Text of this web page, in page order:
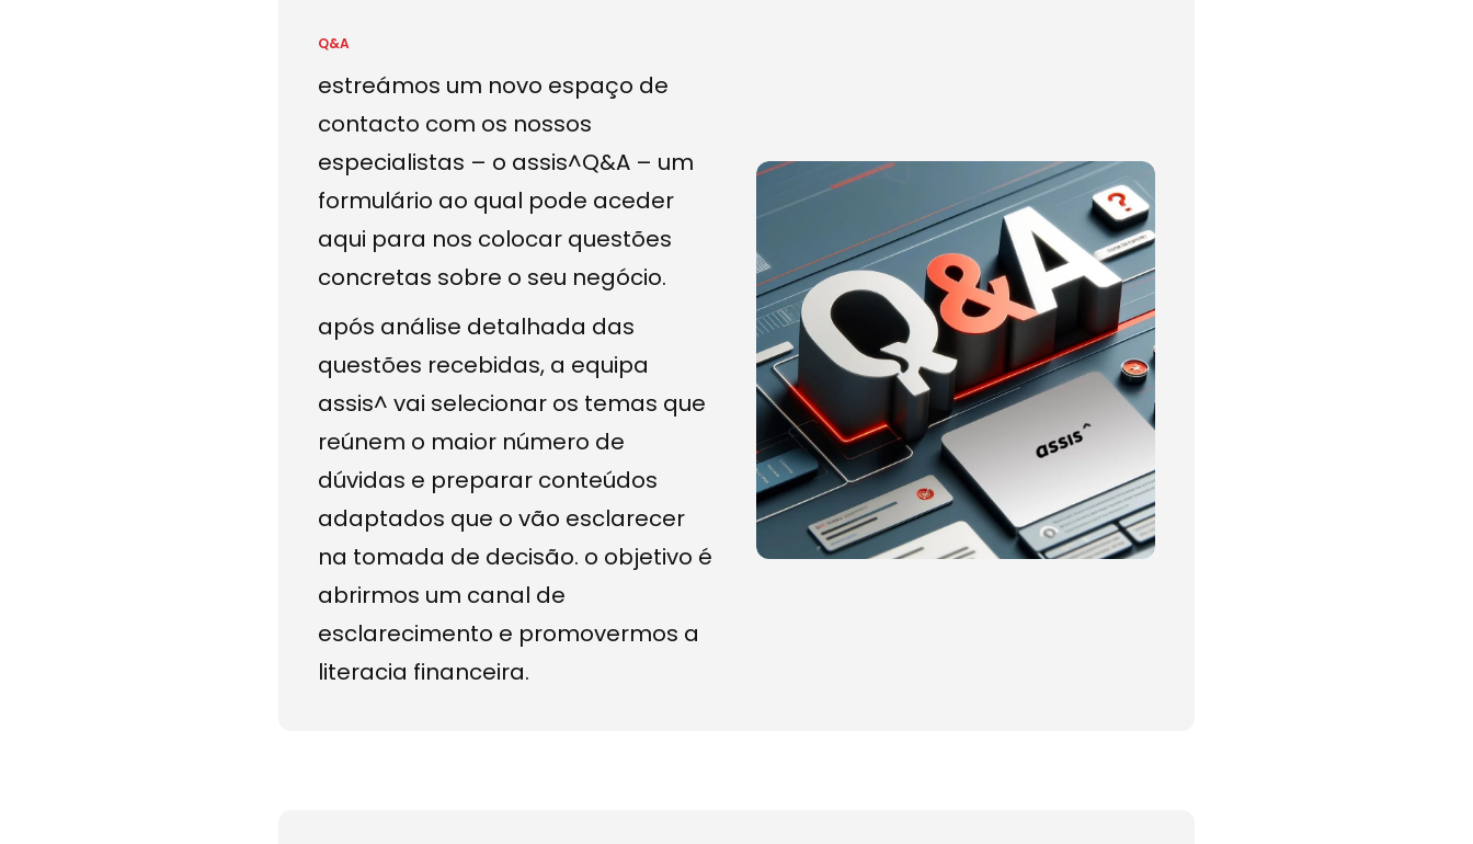
Q&A
estreámos um novo espaço de
contacto com os nossos
especialistas – o assis^Q&A – um
formulário ao qual pode aceder
aqui para nos colocar questões
concretas sobre o seu negócio.
após análise detalhada das
questões recebidas, a equipa
assis^ vai selecionar os temas que
reúnem o maior número de
dúvidas e preparar conteúdos
adaptados que o vão esclarecer
na tomada de decisão. o objetivo é
abrirmos um canal de
esclarecimento e promovermos a
literacia financeira.